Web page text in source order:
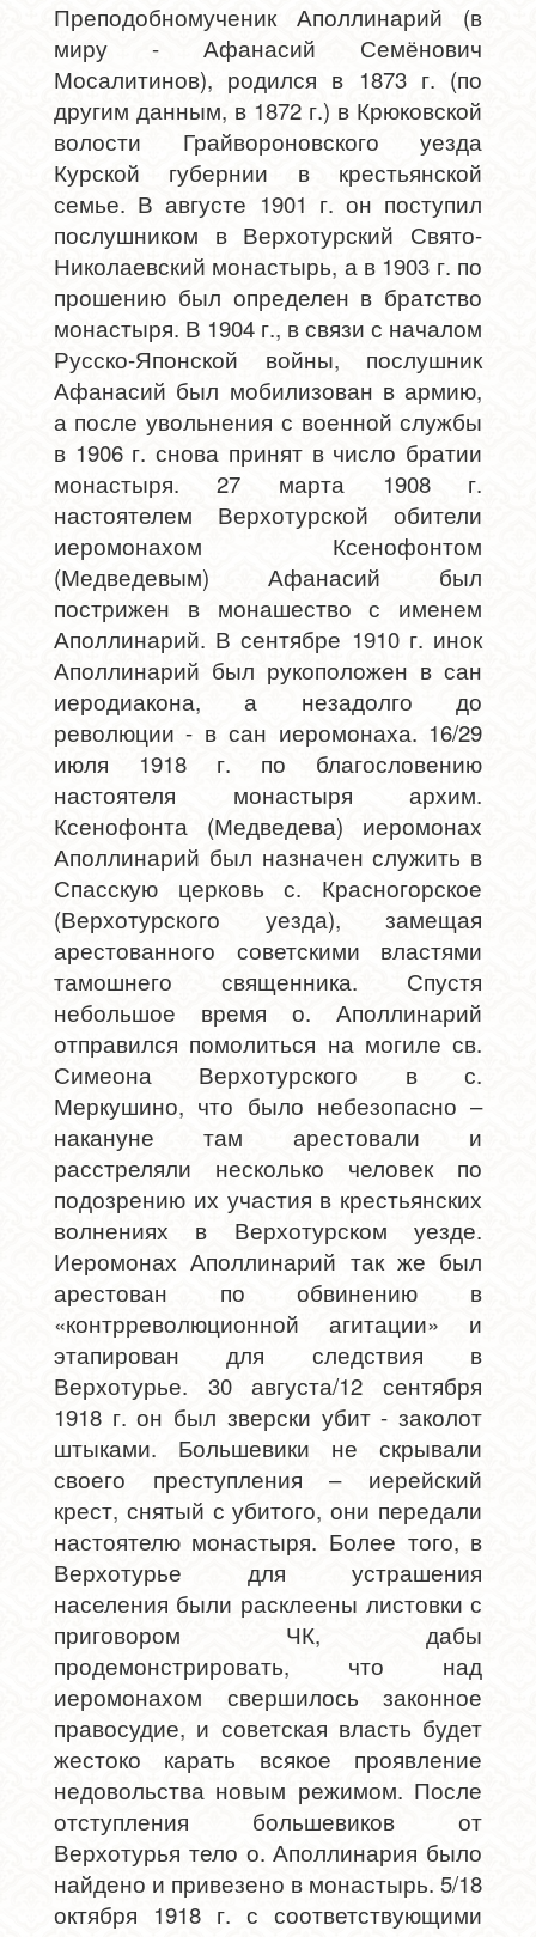
Преподобномученик Аполлинарий (в
миру - Афанасий Семёнович
Мосалитинов), родился в 1873 г. (по
другим данным, в 1872 г.) в Крюковской
волости Грайвороновского уезда
Курской губернии в крестьянской
семье. В августе 1901 г. он поступил
послушником в Верхотурский Свято-
Николаевский монастырь, а в 1903 г. по
прошению был определен в братство
монастыря. В 1904 г., в связи с началом
Русско-Японской войны, послушник
Афанасий был мобилизован в армию,
а после увольнения с военной службы
в 1906 г. снова принят в число братии
монастыря. 27 марта 1908 г.
настоятелем Верхотурской обители
иеромонахом Ксенофонтом
(Медведевым) Афанасий был
пострижен в монашество с именем
Аполлинарий. В сентябре 1910 г. инок
Аполлинарий был рукоположен в сан
иеродиакона, а незадолго до
революции - в сан иеромонаха. 16/29
июля 1918 г. по благословению
настоятеля монастыря архим.
Ксенофонта (Медведева) иеромонах
Аполлинарий был назначен служить в
Спасскую церковь с. Красногорское
(Верхотурского уезда), замещая
арестованного советскими властями
тамошнего священника. Спустя
небольшое время о. Аполлинарий
отправился помолиться на могиле св.
Симеона Верхотурского в с.
Меркушино, что было небезопасно –
накануне там арестовали и
расстреляли несколько человек по
подозрению их участия в крестьянских
волнениях в Верхотурском уезде.
Иеромонах Аполлинарий так же был
арестован по обвинению в
«контрреволюционной агитации» и
этапирован для следствия в
Верхотурье. 30 августа/12 сентября
1918 г. он был зверски убит - заколот
штыками. Большевики не скрывали
своего преступления – иерейский
крест, снятый с убитого, они передали
настоятелю монастыря. Более того, в
Верхотурье для устрашения
населения были расклеены листовки с
приговором ЧК, дабы
продемонстрировать, что над
иеромонахом свершилось законное
правосудие, и советская власть будет
жестоко карать всякое проявление
недовольства новым режимом. После
отступления большевиков от
Верхотурья тело о. Аполлинария было
найдено и привезено в монастырь. 5/18
октября 1918 г. с соответствующими